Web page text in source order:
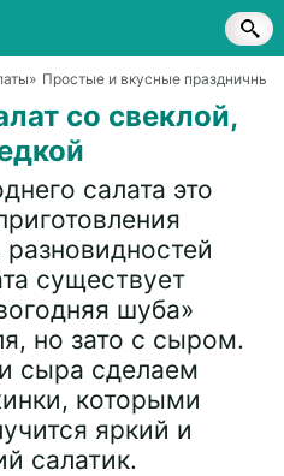
» Простые и вкусные праздничные
со свеклой,
салата это
существует
шуба»
но зато с сыром.
сыра сделаем
которыми
яркий и
салатик.